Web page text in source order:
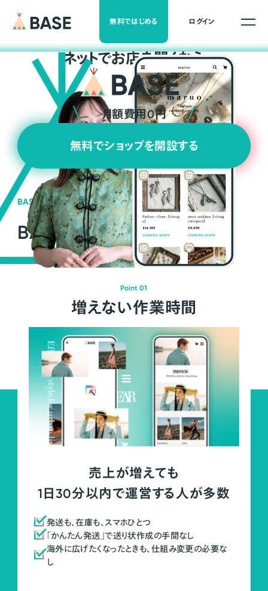
無料ではじめる ログイン
ネットでお店を開くなら
月額費用0円
無料でショップを開設する
BASEの強み
BASEが強い3つの理由
Point 01
増えない作業時間
売上が増えても
1日30分以内で運営する人が多数
発送も、在庫も、スマホひとつ
「かんたん発送」で送り状作成の手間なし
海外に広げたくなったときも、仕組み変更の必要な
し